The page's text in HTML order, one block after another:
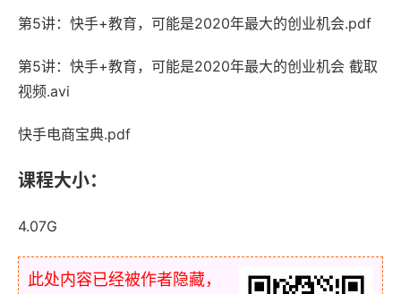
第5讲：快手+教育，可能是2020年最大的创业机会.pdf
第5讲：快手+教育，可能是2020年最大的创业机会 截取
视频.avi
快手电商宝典.pdf
课程大小：
4.07G
此处内容已经被作者隐藏，